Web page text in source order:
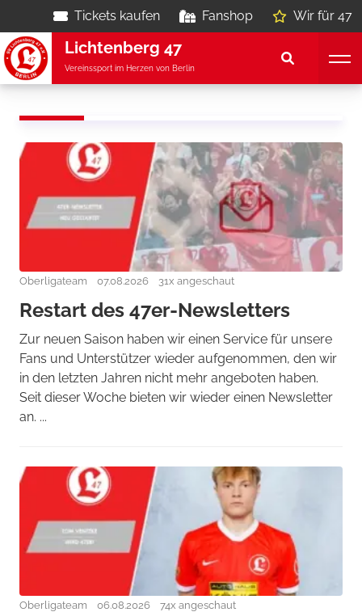
Tickets kaufen Fanshop Wir für 47
Lichtenberg 47
Vereinssport im Herzen von Berlin
Oberligateam 07.08.2026 31x angeschaut
Restart des 47er-Newsletters
Zur neuen Saison haben wir einen Service für unsere
Fans und Unterstützer wieder aufgenommen, den wir
in den letzten Jahren nicht mehr angeboten haben.
Seit dieser Woche bieten wir wieder einen Newsletter
an. ...
Oberligateam 06.08.2026 74x angeschaut